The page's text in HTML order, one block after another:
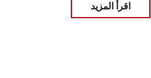
اقرأ المزيد